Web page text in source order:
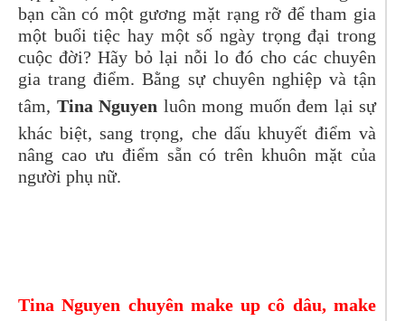
bạn cần có một gương mặt rạng rỡ để tham gia
một buổi tiệc hay một số ngày trọng đại trong
cuộc đời? Hãy bỏ lại nỗi lo đó cho các chuyên
gia trang điểm. Bằng sự chuyên nghiệp và tận
tâm, Tina Nguyen luôn mong muốn đem lại sự
khác biệt, sang trọng, che dấu khuyết điểm và
nâng cao ưu điểm sẵn có trên khuôn mặt của
người phụ nữ.
Tina Nguyen chuyên make up cô dâu, make